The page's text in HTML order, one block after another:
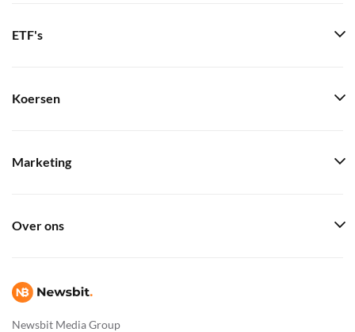
Newsbit Media Group
ETF's
Koersen
Marketing
Over ons